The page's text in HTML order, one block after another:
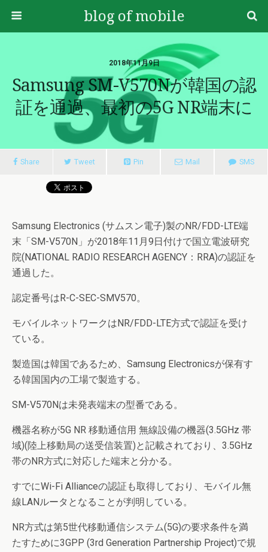
blog of mobile
2018年11月9日
Samsung SM-V570Nが韓国の認
証を通過、最初の5G NR端末に
Share Tweet Pin Mail SMS
Samsung Electronics (サムスン電子)製のNR/FDD-LTE端
末「SM-V570N」が2018年11月9日付けで国立電波研究
院(NATIONAL RADIO RESEARCH AGENCY：RRA)の認証を
通過した。
認定番号はR-C-SEC-SMV570。
モバイルネットワークはNR/FDD-LTE方式で認証を受け
ている。
製造国は韓国であるため、Samsung Electronicsが保有す
る韓国国内の工場で製造する。
SM-V570Nは未発表端末の型番である。
機器名称が5G NR 移動通信用 無線設備の機器(3.5GHz 帯
域)(陸上移動局の送受信装置)と記載されており、3.5GHz
帯のNR方式に対応した端末と分かる。
すでにWi-Fi Allianceの認証も取得しており、モバイル無
線LANルータとなることが判明している。
NR方式は第5世代移動通信システム(5G)の要求条件を満
たすために3GPP (3rd Generation Partnership Project)で規